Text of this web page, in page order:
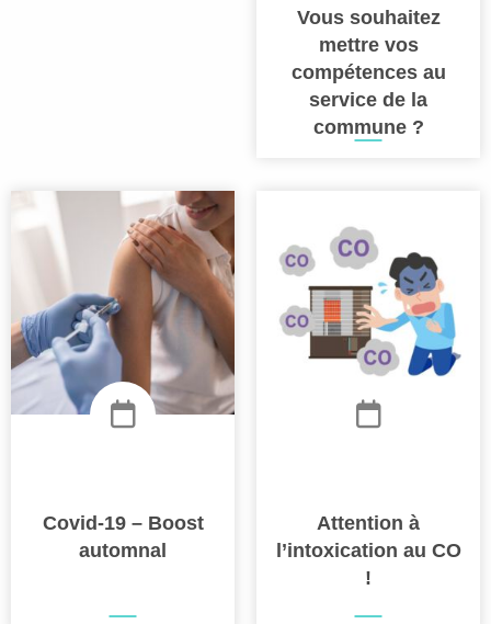
Vous souhaitez
mettre vos
compétences au
service de la
commune ?
Covid-19 – Boost
automnal
Attention à
l’intoxication au CO
!